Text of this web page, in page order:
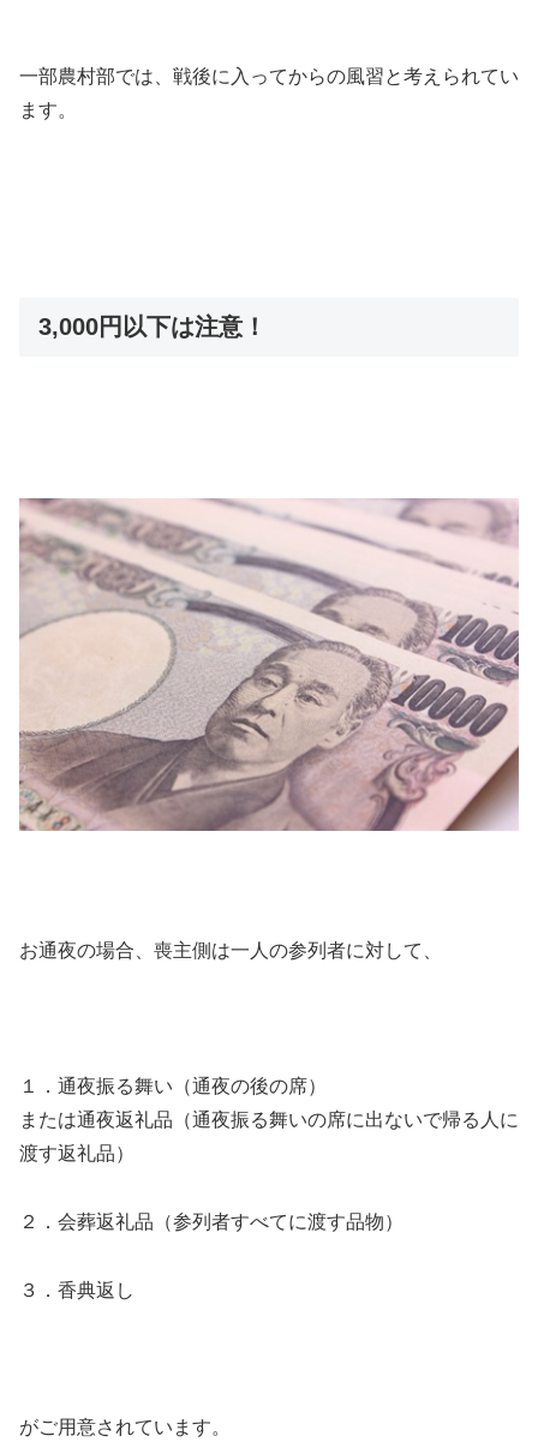
一部農村部では、戦後に入ってからの風習と考えられてい
ます。
3,000円以下は注意！
お通夜の場合、喪主側は一人の参列者に対して、
１．通夜振る舞い（通夜の後の席）
または通夜返礼品（通夜振る舞いの席に出ないで帰る人に
渡す返礼品）
２．会葬返礼品（参列者すべてに渡す品物）
３．香典返し
がご用意されています。